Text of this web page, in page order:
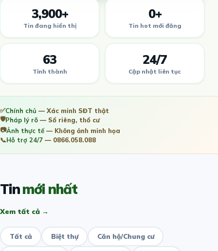
3,900+
Tin đang hiển thị
0+
Tin hot mới đăng
63
Tỉnh thành
24/7
Cập nhật liên tục
✅Chính chủ — Xác minh SĐT thật
🛡️Pháp lý rõ — Sổ riêng, thổ cư
📷Ảnh thực tế— Không ảnh minh họa
📞Hỗ trợ 24/7 — 0866.058.088
Tinmới nhất
Xem tất cả →
Tất cả Biệt thự Căn hộ/Chung cư